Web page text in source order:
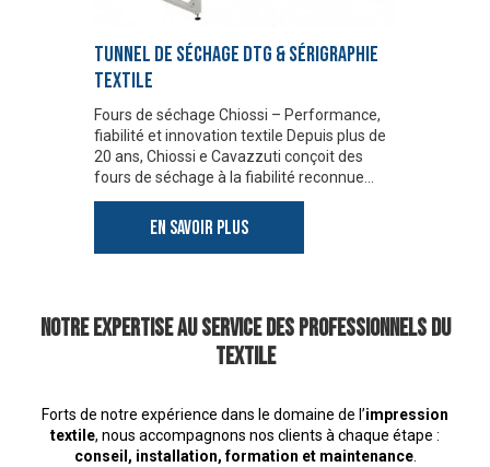
TUNNEL DE SÉCHAGE DTG & SÉRIGRAPHIE
TEXTILE
Fours de séchage Chiossi – Performance,
fiabilité et innovation textile Depuis plus de
20 ans, Chiossi e Cavazzuti conçoit des
fours de séchage à la fiabilité reconnue…
EN SAVOIR PLUS
Notre expertise au service des professionnels du
textile
Forts de notre expérience dans le domaine de l’impression
textile, nous accompagnons nos clients à chaque étape :
conseil, installation, formation et maintenance.